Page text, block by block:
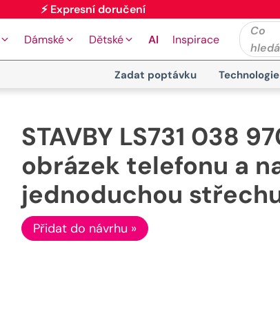
Dámské Dětské AI Inspirace
Co
Zadat poptávku Technologie
STAVBY LS731 038
obrázek telefonu a
jednoduchou
Přidat do návrhu »